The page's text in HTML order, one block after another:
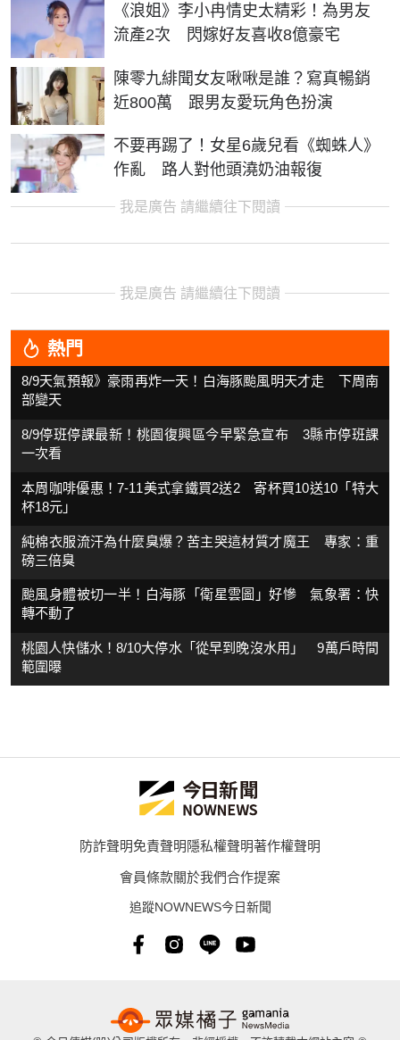
《浪姐》李小冉情史太精彩！為男友
流產2次 閃嫁好友喜收8億豪宅
陳零九緋聞女友啾啾是誰？寫真暢銷
近800萬 跟男友愛玩角色扮演
不要再踢了！女星6歲兒看《蜘蛛人》
作亂 路人對他頭澆奶油報復
我是廣告 請繼續往下閱讀
我是廣告 請繼續往下閱讀
熱門
8/9天氣預報》豪雨再炸一天！白海豚颱風明天才走 下周南
部變天
8/9停班停課最新！桃園復興區今早緊急宣布 3縣市停班課
一次看
本周咖啡優惠！7-11美式拿鐵買2送2 寄杯買10送10「特大
杯18元」
純棉衣服流汗為什麼臭爆？苦主哭這材質才魔王 專家：重
磅三倍臭
颱風身體被切一半！白海豚「衛星雲圖」好慘 氣象署：快
轉不動了
桃園人快儲水！8/10大停水「從早到晚沒水用」 9萬戶時間
範圍曝
防詐聲明免責聲明隱私權聲明著作權聲明
會員條款關於我們合作提案
追蹤NOWNEWS今日新聞